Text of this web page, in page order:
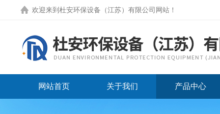
欢迎来到 杜安环保设备（江苏）有限公司网站 ！
网站首页 关于我们 产品中心